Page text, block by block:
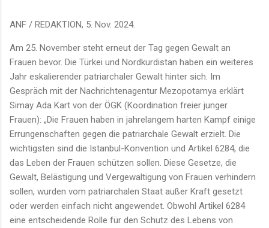
ANF / REDAKTION, 5. Nov. 2024.
Am 25. November steht erneut der Tag gegen Gewalt an
Frauen bevor. Die Türkei und Nordkurdistan haben ein weiteres
Jahr eskalierender patriarchaler Gewalt hinter sich. Im
Gespräch mit der Nachrichtenagentur Mezopotamya erklärt
Simay Ada Kart von der ÖGK (Koordination freier junger
Frauen): „Die Frauen haben in jahrelangem harten Kampf einige
Errungenschaften gegen die patriarchale Gewalt erzielt. Die
wichtigsten sind die Istanbul-Konvention und Artikel 6284, die
das Leben der Frauen schützen sollen. Diese Gesetze, die
Gewalt, Belästigung und Vergewaltigung von Frauen verhindern
sollen, wurden vom patriarchalen Staat außer Kraft gesetzt
oder werden einfach nicht angewendet. Obwohl Artikel 6284
eine entscheidende Rolle für den Schutz des Lebens von